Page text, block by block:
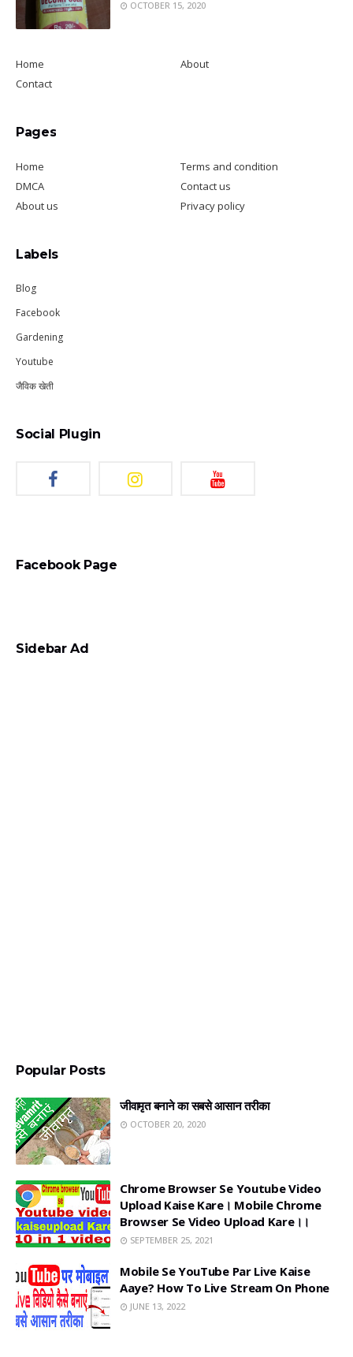
OCTOBER 15, 2020
Home
About
Contact
Pages
Home
Terms and condition
DMCA
Contact us
About us
Privacy policy
Labels
Blog
Facebook
Gardening
Youtube
जैविक खेती
Social Plugin
Facebook Page
Sidebar Ad
Popular Posts
जीवामृत बनाने का सबसे आसान तरीका
OCTOBER 20, 2020
Chrome Browser Se Youtube Video
Upload Kaise Kare। Mobile Chrome
Browser Se Video Upload Kare।।
SEPTEMBER 25, 2021
Mobile Se YouTube Par Live Kaise
Aaye? How To Live Stream On Phone
JUNE 13, 2022